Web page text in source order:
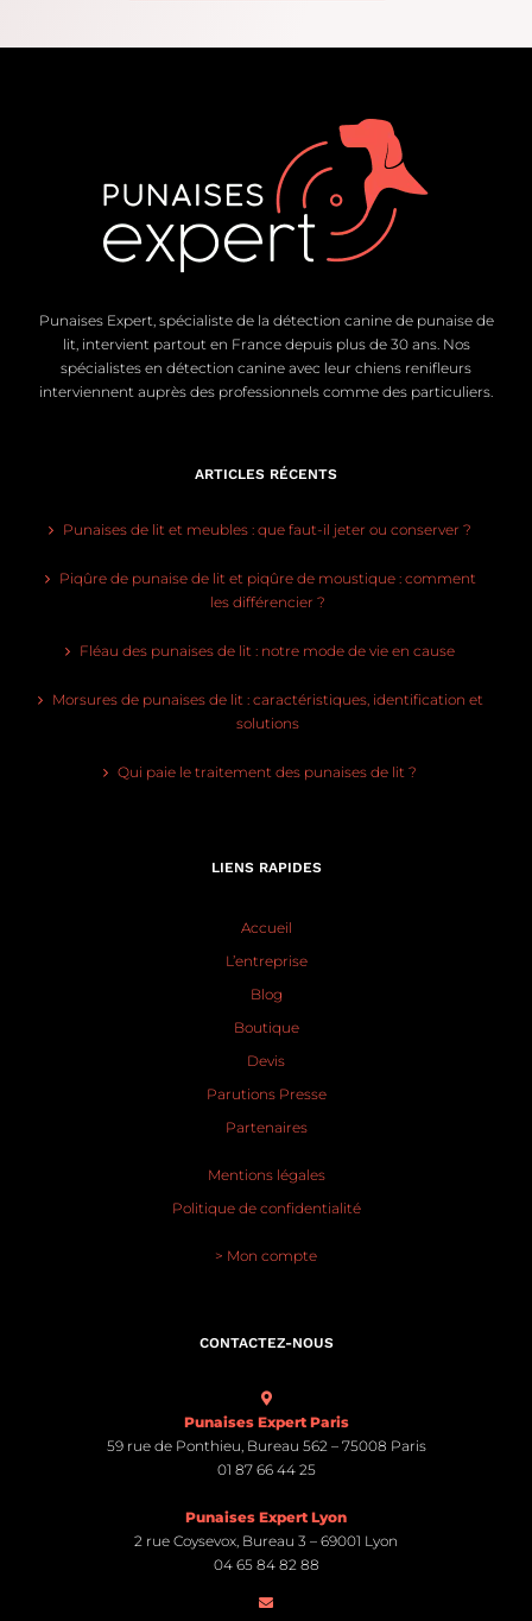
Punaises Expert, spécialiste de la détection canine de punaise de
lit, intervient partout en France depuis plus de 30 ans. Nos
spécialistes en détection canine avec leur chiens renifleurs
interviennent auprès des professionnels comme des particuliers.
ARTICLES RÉCENTS
Punaises de lit et meubles : que faut-il jeter ou conserver ?
Piqûre de punaise de lit et piqûre de moustique : comment
les différencier ?
Fléau des punaises de lit : notre mode de vie en cause
Morsures de punaises de lit : caractéristiques, identification et
solutions
Qui paie le traitement des punaises de lit ?
LIENS RAPIDES
Accueil
L’entreprise
Blog
Boutique
Devis
Parutions Presse
Partenaires
Mentions légales
Politique de confidentialité
> Mon compte
CONTACTEZ-NOUS
Punaises Expert Paris
59 rue de Ponthieu, Bureau 562 – 75008 Paris
01 87 66 44 25
Punaises Expert Lyon
2 rue Coysevox, Bureau 3 – 69001 Lyon
04 65 84 82 88